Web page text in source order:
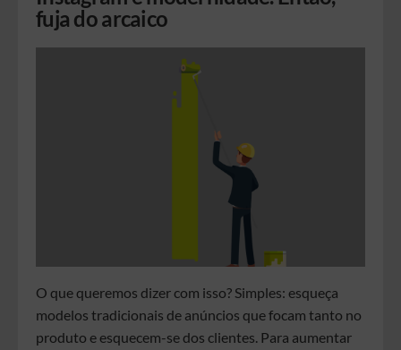
fuja do arcaico
O que queremos dizer com isso? Simples: esqueça
modelos tradicionais de anúncios que focam tanto no
produto e esquecem-se dos clientes. Para aumentar